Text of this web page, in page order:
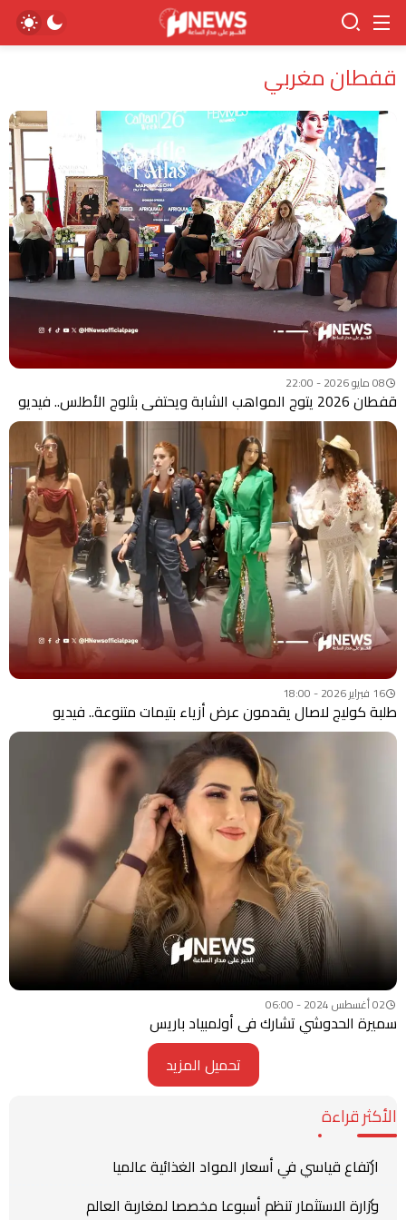
قفطان مغربي
08 مايو 2026 - 22:00
قفطان 2026 يتوج المواهب الشابة ويحتفي بثلوج الأطلس.. فيديو
16 فبراير 2026 - 18:00
طلبة كوليج لاصال يقدمون عرض أزياء بتيمات متنوعة.. فيديو
02 أغسطس 2024 - 06:00
سميرة الحدوشي تشارك في أولمبياد باريس
تحميل المزيد
الأكثر قراءة
ارتفاع قياسي في أسعار المواد الغذائية عالميا
وزارة الاستثمار تنظم أسبوعا مخصصا لمغاربة العالم